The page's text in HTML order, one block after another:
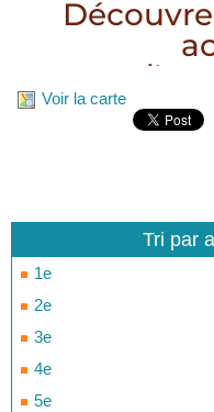
Tri par
1e
2e
3e
4e
5e
Voir la carte